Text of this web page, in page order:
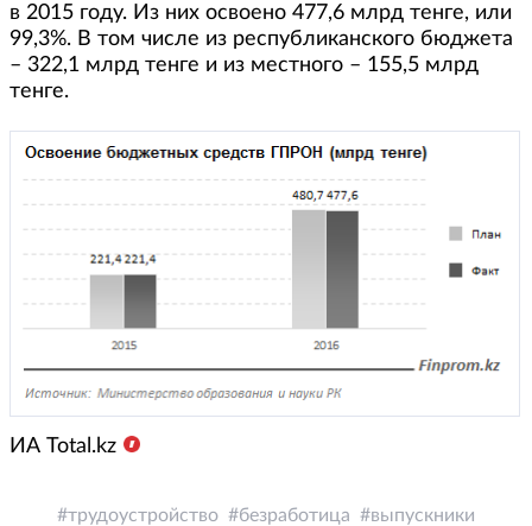
в 2015 году. Из них освоено 477,6 млрд тенге, или
99,3%. В том числе из республиканского бюджета
– 322,1 млрд тенге и из местного – 155,5 млрд
тенге.
ИА Total.kz
трудоустройство безработица выпускники